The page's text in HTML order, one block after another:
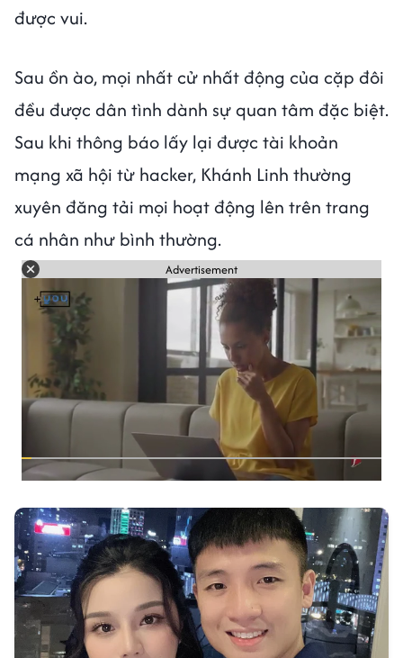
được vui.
Sau ồn ào, mọi nhất cử nhất động của cặp đôi
đều được dân tình dành sự quan tâm đặc biệt.
Sau khi thông báo lấy lại được tài khoản
mạng xã hội từ hacker, Khánh Linh thường
xuyên đăng tải mọi hoạt động lên trên trang
cá nhân như bình thường.
Advertisement